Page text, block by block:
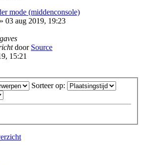
mode (middenconsole)
» 03 aug 2019, 19:23
door Source
15:21
Sorteer op: